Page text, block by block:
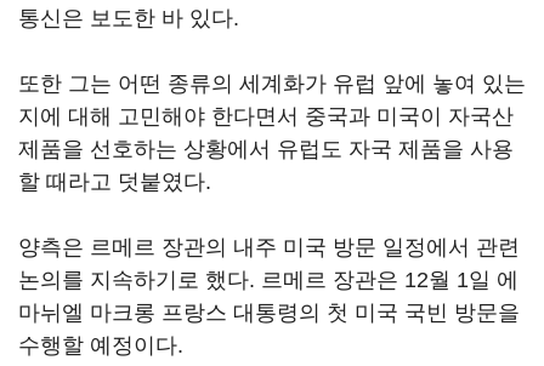
통신은 보도한 바 있다.
또한 그는 어떤 종류의 세계화가 유럽 앞에 놓여 있는
지에 대해 고민해야 한다면서 중국과 미국이 자국산
제품을 선호하는 상황에서 유럽도 자국 제품을 사용
할 때라고 덧붙였다.
양측은 르메르 장관의 내주 미국 방문 일정에서 관련
논의를 지속하기로 했다. 르메르 장관은 12월 1일 에
마뉘엘 마크롱 프랑스 대통령의 첫 미국 국빈 방문을
수행할 예정이다.